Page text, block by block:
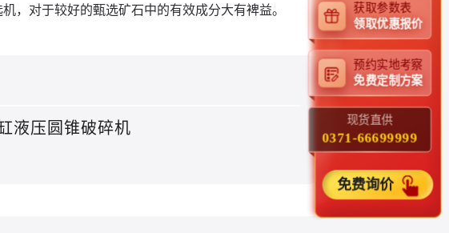
，对于较好的甄选矿石中的有效成分大有裨益。
液压圆锥破碎机
获取参数表
领取优惠报价
预约实地考察
免费定制方案
现货直供
0371-66699999
免费询价